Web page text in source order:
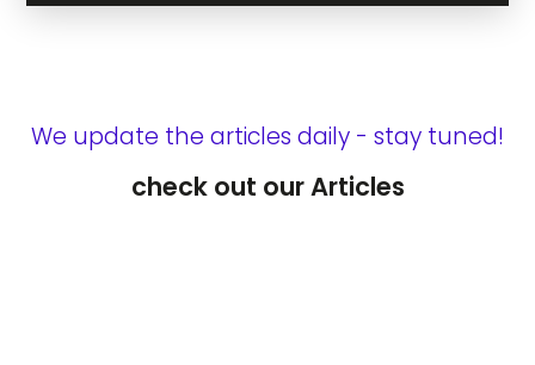
We update the articles daily - stay tuned!
check out our Articles